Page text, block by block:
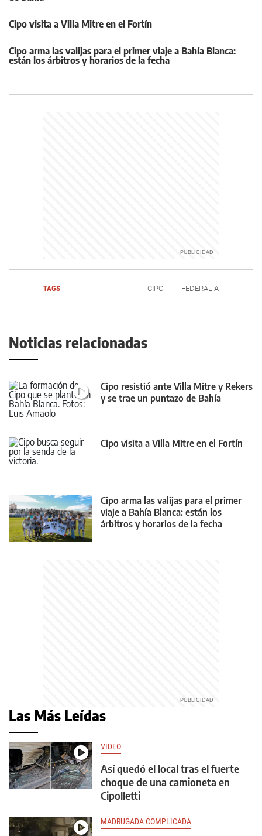
Cipo visita a Villa Mitre en el Fortín
Cipo arma las valijas para el primer viaje a Bahía Blanca:
están los árbitros y horarios de la fecha
TAGS CIPO FEDERAL A
Noticias relacionadas
Cipo resistió ante Villa Mitre y Rekers
y se trae un puntazo de Bahía
Cipo visita a Villa Mitre en el Fortín
Cipo arma las valijas para el primer
viaje a Bahía Blanca: están los
árbitros y horarios de la fecha
Las Más Leídas
VIDEO
Así quedó el local tras el fuerte
choque de una camioneta en
Cipolletti
MADRUGADA COMPLICADA